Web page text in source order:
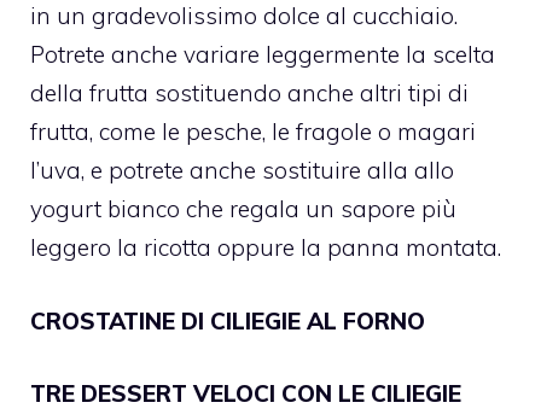
in un gradevolissimo dolce al cucchiaio.
Potrete anche variare leggermente la scelta
della frutta sostituendo anche altri tipi di
frutta, come le pesche, le fragole o magari
l’uva, e potrete anche sostituire alla allo
yogurt bianco che regala un sapore più
leggero la ricotta oppure la panna montata.
CROSTATINE DI CILIEGIE AL FORNO
TRE DESSERT VELOCI CON LE CILIEGIE